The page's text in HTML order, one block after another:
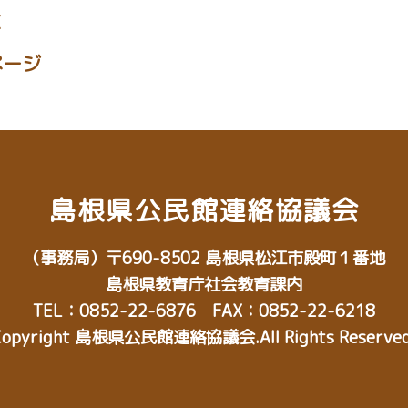
ジ
島根県公民館連絡協議会
（事務局） 〒690-8502 島根県松江市殿町１番地
島根県教育庁社会教育課内
TEL：0852-22-6876 FAX：0852-22-6218
島根県公民館連絡協議会.All Rights